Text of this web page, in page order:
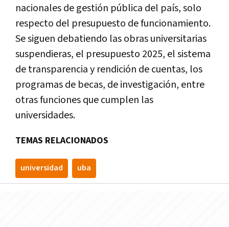
nacionales de gestión pública del país, solo
respecto del presupuesto de funcionamiento.
Se siguen debatiendo las obras universitarias
suspendieras, el presupuesto 2025, el sistema
de transparencia y rendición de cuentas, los
programas de becas, de investigación, entre
otras funciones que cumplen las
universidades.
TEMAS RELACIONADOS
universidad uba